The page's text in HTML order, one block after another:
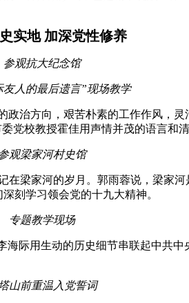
实地 加深党性修养
参观抗大纪念馆
友人的最后遗言”现场教学
治方向，艰苦朴素的工作作风，
校教授霍佳用声情并茂的语言和
观梁家河村史馆
梁家河的岁月。郭雨蓉说，梁家
刻学习领会党的十九大精神。
专题教学现场
际用生动的历史细节串联起中共
山前重温入党誓词